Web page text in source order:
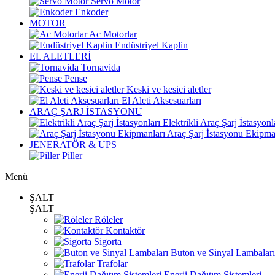
Enkoder
MOTOR
Ac Motorlar
Endüstriyel Kaplin
EL ALETLERİ
Tornavida
Pense
Keski ve kesici aletler
El Aleti Aksesuarları
ARAÇ ŞARJ İSTASYONU
Elektrikli Araç Şarj
Araç Şarj İstasyonu
JENERATÖR & UPS
Piller
Menü
ŞALT
ŞALT
Röleler
Kontaktör
Sigorta
Buton ve Sinyal Lambaları
Trafolar